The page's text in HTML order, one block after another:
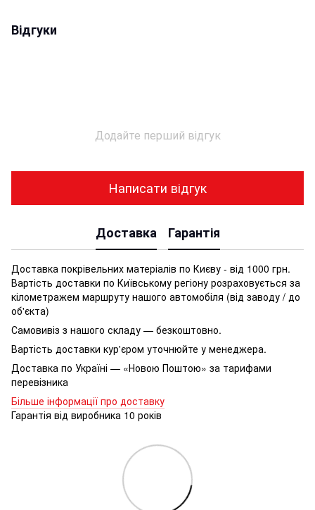
Відгуки
Додайте перший відгук
Написати відгук
Доставка Гарантія
Доставка покрівельних матеріалів по Києву - від 1000 грн.
Вартість доставки по Київському регіону розраховується за
кілометражем маршруту нашого автомобіля (від заводу / до
об'єкта)
Самовивіз з нашого складу — безкоштовно.
Вартість доставки кур'єром уточнюйте у менеджера.
Доставка по Україні — «Новою Поштою» за тарифами
перевізника
Більше інформації про доставку
Гарантія від виробника 10 років